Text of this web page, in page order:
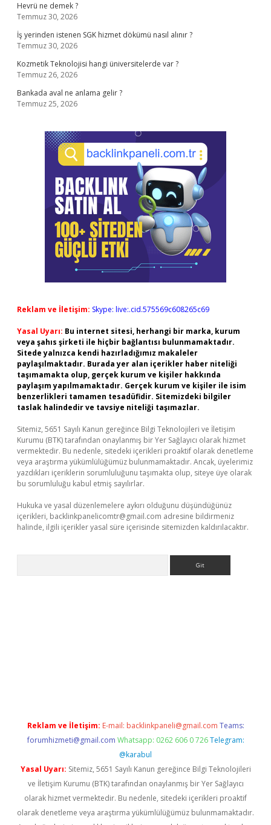
Hevrü ne demek ?
Temmuz 30, 2026
İş yerinden istenen SGK hizmet dökümü nasıl alınır ?
Temmuz 30, 2026
Kozmetik Teknolojisi hangi üniversitelerde var ?
Temmuz 26, 2026
Bankada aval ne anlama gelir ?
Temmuz 25, 2026
Reklam ve İletişim: Skype: live:.cid.575569c608265c69
Yasal Uyarı: Bu internet sitesi, herhangi bir marka, kurum
veya şahıs şirketi ile hiçbir bağlantısı bulunmamaktadır.
Sitede yalnızca kendi hazırladığımız makaleler
paylaşılmaktadır. Burada yer alan içerikler haber niteliği
taşımamakta olup, gerçek kurum ve kişiler hakkında
paylaşım yapılmamaktadır. Gerçek kurum ve kişiler ile isim
benzerlikleri tamamen tesadüfidir. Sitemizdeki bilgiler
taslak halindedir ve tavsiye niteliği taşımazlar.
Sitemiz, 5651 Sayılı Kanun gereğince Bilgi Teknolojileri ve İletişim
Kurumu (BTK) tarafından onaylanmış bir Yer Sağlayıcı olarak hizmet
vermektedir. Bu nedenle, sitedeki içerikleri proaktif olarak denetleme
veya araştırma yükümlülüğümüz bulunmamaktadır. Ancak, üyelerimiz
yazdıkları içeriklerin sorumluluğunu taşımakta olup, siteye üye olarak
bu sorumluluğu kabul etmiş sayılırlar.
Hukuka ve yasal düzenlemelere aykırı olduğunu düşündüğünüz
içerikleri, backlinkpanelicomtr@gmail.com adresine bildirmeniz
halinde, ilgili içerikler yasal süre içerisinde sitemizden kaldırılacaktır.
Reklam ve İletişim: E-mail: backlinkpaneli@gmail.com Teams:
forumhizmeti@gmail.com Whatsapp: 0262 606 0 726 Telegram:
@karabul
Yasal Uyarı: Sitemiz, 5651 Sayılı Kanun gereğince Bilgi Teknolojileri
ve İletişim Kurumu (BTK) tarafından onaylanmış bir Yer Sağlayıcı
olarak hizmet vermektedir. Bu nedenle, sitedeki içerikleri proaktif
olarak denetleme veya araştırma yükümlülüğümüz bulunmamaktadır.